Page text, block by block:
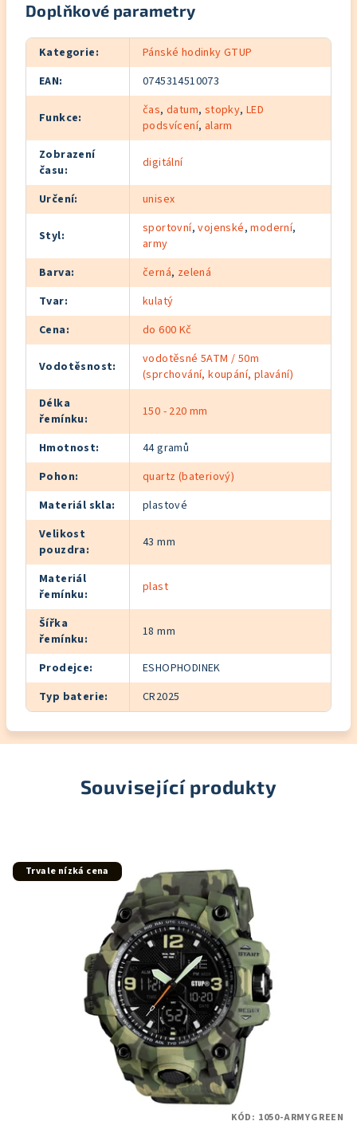
Doplňkové parametry
Kategorie:
Pánské hodinky GTUP
EAN: 0745314510073
Funkce: čas,datum, stopky,LED
podsvícení, alarm
Zobrazení
času: digitální
Určení: unisex
Styl: sportovní,vojenské,moderní,
army
Barva: černá, zelená
Tvar:
kulatý
Cena: do 600 Kč
Vodotěsnost:
vodotěsné 5ATM / 50m
(sprchování, koupání, plavání)
Délka
řemínku: 150 - 220 mm
Hmotnost:
44 gramů
Pohon:
quartz (bateriový)
Materiál skla:
plastové
Velikost
pouzdra: 43 mm
Materiál
řemínku: plast
Šířka
řemínku: 18 mm
Prodejce:
ESHOPHODINEK
Typ baterie: CR2025
Související produkty
Trvale nízká cena
KÓD: 1050-ARMYGREEN